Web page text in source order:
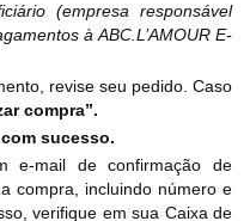
(empresa responsável
à ABC.L’AMOUR E-
revise seu pedido. Caso
compra”.
sucesso.
e-mail de confirmação de
compra, incluindo número e
verifique em sua Caixa de